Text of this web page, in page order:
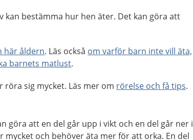
kan bestämma hur hen äter. Det kan göra att
här åldern. Läs också om varför barn inte vill äta,
barnets matlust.
sig mycket. Läs mer om rörelse och få tips.
göra att en del går upp i vikt och en del går ner i
mycket och behöver äta mer för att orka. En del